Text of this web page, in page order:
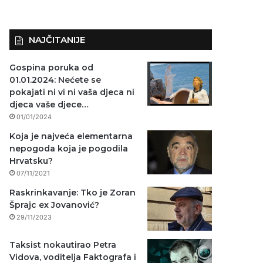
NAJČITANIJE
Gospina poruka od
01.01.2024: Nećete se
pokajati ni vi ni vaša djeca ni
djeca vaše djece…
01/01/2024
Koja je najveća elementarna
nepogoda koja je pogodila
Hrvatsku?
07/11/2021
Raskrinkavanje: Tko je Zoran
Šprajc ex Jovanović?
29/11/2023
Taksist nokautirao Petra
Vidova, voditelja Faktografa i